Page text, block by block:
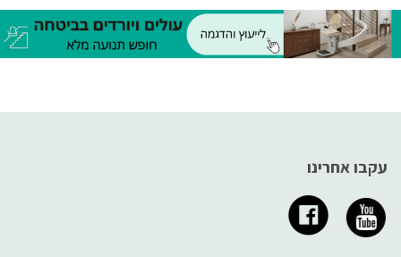
יותר לקבל את מצבו ולהתמודד
איתו.
למגוון מצבי ישיבה ושכיבה
עקבו אחרינו